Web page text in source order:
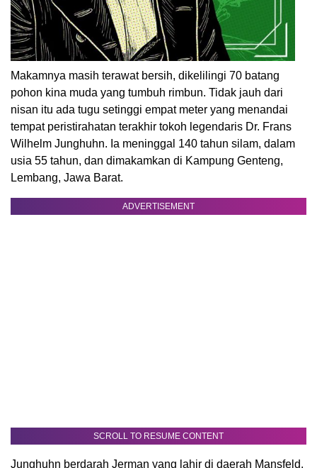
Makamnya masih terawat bersih, dikelilingi 70 batang
pohon kina muda yang tumbuh rimbun. Tidak jauh dari
nisan itu ada tugu setinggi empat meter yang menandai
tempat peristirahatan terakhir tokoh legendaris Dr. Frans
Wilhelm Junghuhn. Ia meninggal 140 tahun silam, dalam
usia 55 tahun, dan dimakamkan di Kampung Genteng,
Lembang, Jawa Barat.
ADVERTISEMENT
SCROLL TO RESUME CONTENT
Junghuhn berdarah Jerman yang lahir di daerah Mansfeld.